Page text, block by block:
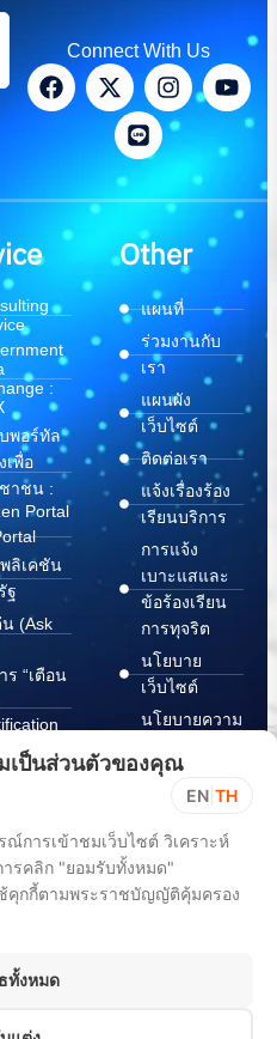
Connect With Us
:
พอร์ทัล
เพื่อ
าชน :
Portal
ลิเคชัน
ฐ
น (Ask
ร “เตือน
ร
Other
แผนที่
ร่วมงานกับ
เรา
แผนผัง
เว็บไซต์
ติดต่อเรา
แจ้งเรื่องร้อง
เรียนบริการ
การแจ้ง
เบาะแสและ
ข้อร้องเรียน
การทุจริต
นโยบาย
เว็บไซต์
นโยบายความ
ปลอดภัย
สารสนเทศ
ChangeLog
เป็นส่วนตัวของคุณ
EN TH
ณ์การเข้าชมเว็บไซต์ วิเคราะห์
รคลิก "ยอมรับทั้งหมด"
คุกกี้ตามพระราชบัญญัติคุ้มครอง
ทั้งหมด